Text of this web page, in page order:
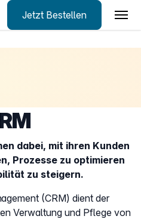
Jetzt Bestellen
dabei, mit ihren Kunden
Prozesse zu optimieren
zu steigern.
(CRM) dient der
Verwaltung und Pflege von